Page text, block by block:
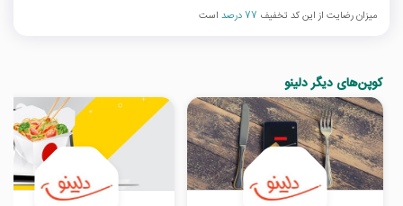
میزان رضایت از این کد تخفیف 77 درصد است
کوپن‌های دیگر دلینو